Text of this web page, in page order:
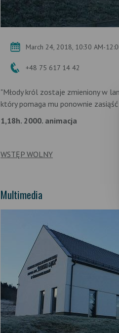
March 24, 2018, 10:30 AM-
+48 75 617 14 42
"Młody król zostaje zmieniony w
który pomaga mu ponownie zasiąść
1,18h. 2000. animacja
WSTĘP WOLNY
Multimedia